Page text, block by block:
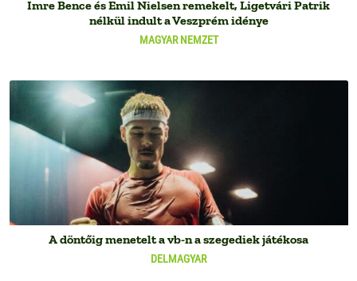
MAGYAR NEMZET
Imre Bence és Emil Nielsen remekelt, Ligetvári Patrik
nélkül indult a Veszprém idénye
DELMAGYAR
A döntőig menetelt a vb-n a szegediek játékosa